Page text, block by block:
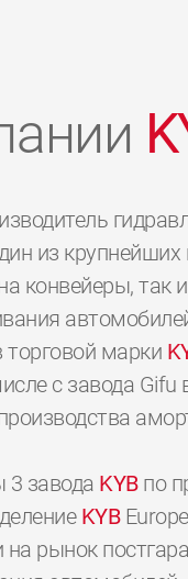
из
конвейеры, так
марки
с завода
3 завода KYBпо
KYB
на рынок
0 0